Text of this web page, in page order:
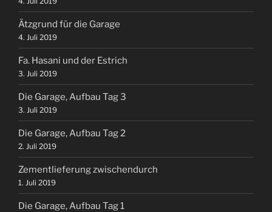
Ätzgrund für die Garage
4. Juli 2019
Fa. Hasani und der Estrich
3. Juli 2019
Die Garage, Aufbau Tag 3
3. Juli 2019
Die Garage, Aufbau Tag 2
2. Juli 2019
Zementlieferung zwischendurch
1. Juli 2019
Die Garage, Aufbau Tag 1